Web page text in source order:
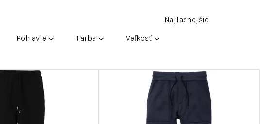
Najlacnejšie
Pohlavie Farba Veľkosť